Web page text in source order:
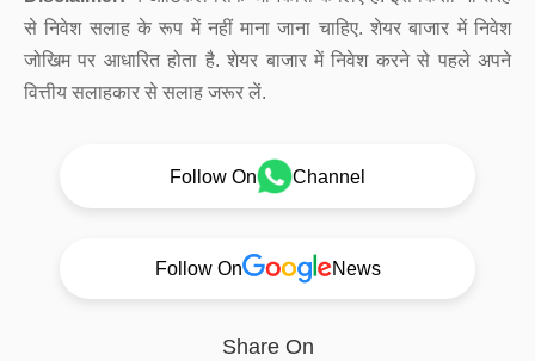
से निवेश सलाह के रूप में नहीं माना जाना चाहिए. शेयर बाजार में निवेश
जोखिम पर आधारित होता है. शेयर बाजार में निवेश करने से पहले अपने
वित्तीय सलाहकार से सलाह जरूर लें.
Follow On Channel
Follow On News
Share On